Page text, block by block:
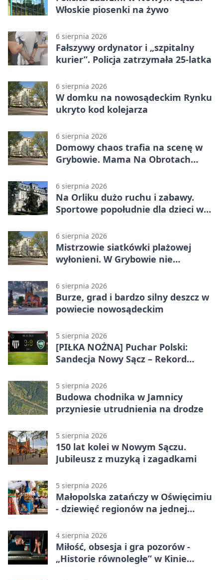
Włoskie piosenki na żywo
6 sierpnia 2026
Fałszywy ordynator i „szpitalny
kurier”. Policja zatrzymała 25-latka
6 sierpnia 2026
W domku na nowosądeckim Rynku
ukryto kod kolejarza
6 sierpnia 2026
Domowy chaos trafia na scenę w
Grybowie. Mama Na Obrotach
6 sierpnia 2026
Na Orliku dużo ruchu i zabawy.
Sportowe popołudnie dla dzieci w
6 sierpnia 2026
Mistrzowie siatkówki plażowej
wyłonieni. W Grybowie nie
6 sierpnia 2026
Burze, grad i bardzo silny deszcz w
powiecie nowosądeckim
5 sierpnia 2026
[PIŁKA NOŻNA] Puchar Polski:
Sandecja Nowy Sącz – Rekord
5 sierpnia 2026
Budowa chodnika w Jamnicy
przyniesie utrudnienia na drodze
5 sierpnia 2026
150 lat kolei w Nowym Sączu.
Jubileusz z muzyką i zagadkami
5 sierpnia 2026
Małopolska zatańczy w Oświęcimiu
- dziewięć regionów na jednej
4 sierpnia 2026
Miłość, obsesja i gra pozorów -
„Historie równoległe” w Kinie